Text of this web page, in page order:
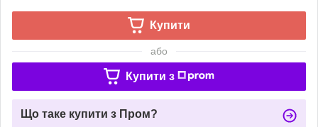
Купити
або
Купити з
Що таке купити з Пром?